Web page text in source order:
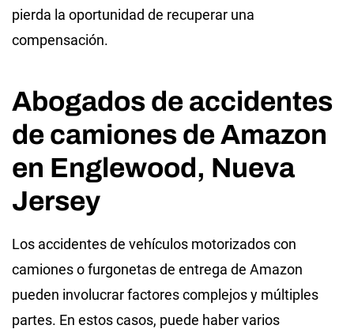
pierda la oportunidad de recuperar una
compensación.
Abogados de accidentes
de camiones de Amazon
en Englewood, Nueva
Jersey
Los accidentes de vehículos motorizados con
camiones o furgonetas de entrega de Amazon
pueden involucrar factores complejos y múltiples
partes. En estos casos, puede haber varios